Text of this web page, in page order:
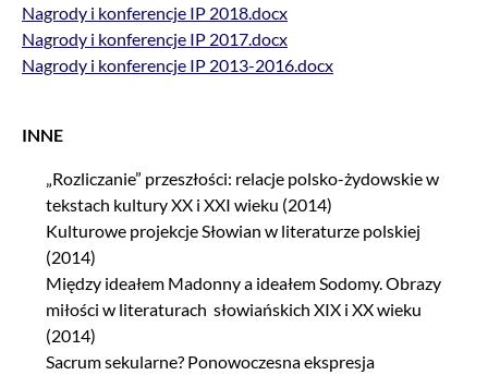
Nagrody i konferencje IP 2018.docx
Nagrody i konferencje IP 2017.docx
Nagrody i konferencje IP 2013-2016.docx
INNE
„Rozliczanie” przeszłości: relacje polsko-żydowskie w
tekstach kultury XX i XXI wieku (2014)
Kulturowe projekcje Słowian w literaturze polskiej
(2014)
Między ideałem Madonny a ideałem Sodomy. Obrazy
miłości w literaturach słowiańskich XIX i XX wieku
(2014)
Sacrum sekularne? Ponowoczesna ekspresja